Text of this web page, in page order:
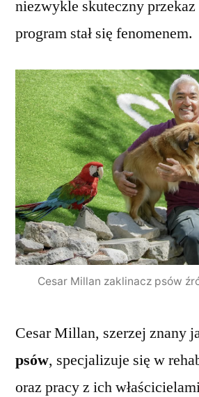
niezwykle skuteczny przekaz
program stał się fenomenem.
Cesar Millan zaklinacz psów
Cesar Millan, szerzej znany
psów, specjalizuje się w
oraz pracy z ich